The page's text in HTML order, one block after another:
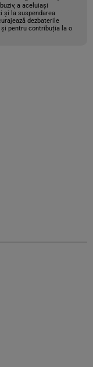
a aceluiași
și la suspendarea
dezbaterile
pentru contribuția la o